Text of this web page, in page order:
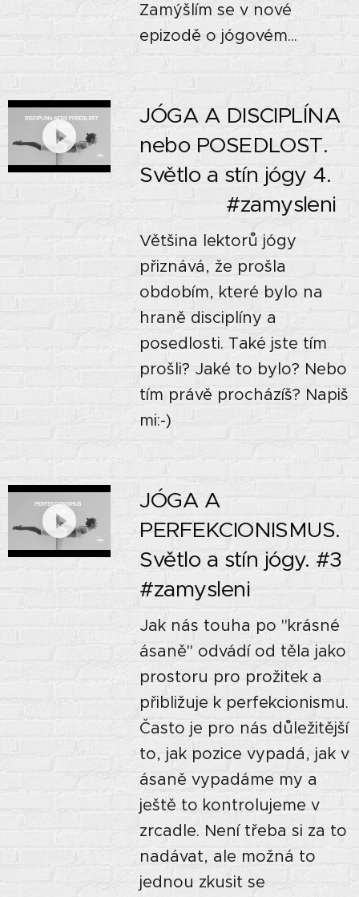
Zamýšlím se v nové
epizodě o jógovém...
JÓGA A DISCIPLÍNA
nebo POSEDLOST.
Světlo a stín jógy 4.
🌓🌗🌚 #zamysleni
Většina lektorů jógy
přiznává, že prošla
obdobím, které bylo na
hraně disciplíny a
posedlosti. Také jste tím
prošli? Jaké to bylo? Nebo
tím právě procházíš? Napiš
mi:-)
JÓGA A
PERFEKCIONISMUS.
Světlo a stín jógy. #3
#zamysleni
Jak nás touha po "krásné
ásaně" odvádí od těla jako
prostoru pro prožitek a
přibližuje k perfekcionismu.
Často je pro nás důležitější
to, jak pozice vypadá, jak v
ásaně vypadáme my a
ještě to kontrolujeme v
zrcadle. Není třeba si za to
nadávat, ale možná to
jednou zkusit se